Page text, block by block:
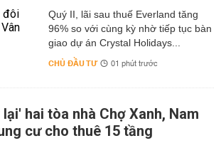
Quý II, lãi sau thuế Everland tăng
96% so với cùng kỳ nhờ tiếp tục bàn
giao dự án Crystal Holidays...
CHỦ ĐẦU TƯ 01 phút trước
hai tòa nhà Chợ Xanh, Nam
cư cho thuê 15 tầng